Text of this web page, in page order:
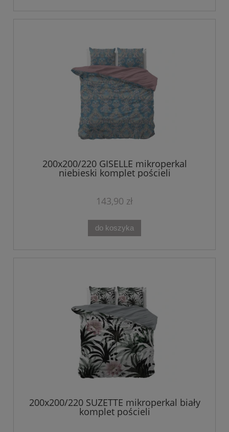
200x200/220 GISELLE mikroperkal
niebieski komplet pościeli
143,90 zł
do koszyka
200x200/220 SUZETTE mikroperkal biały
komplet pościeli